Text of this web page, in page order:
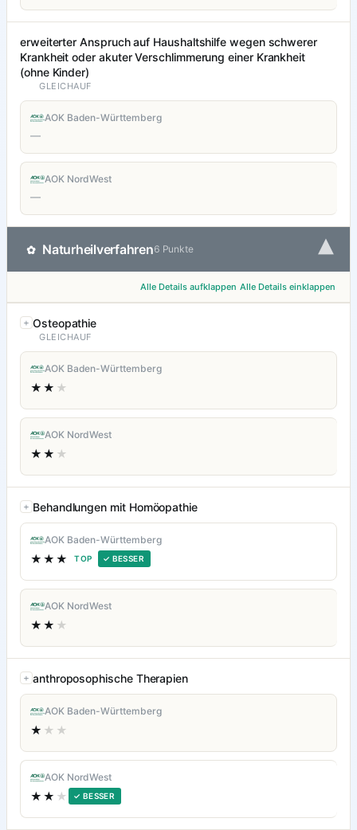
erweiterter Anspruch auf Haushaltshilfe wegen schwerer
Krankheit oder akuter Verschlimmerung einer Krankheit
(ohne Kinder)
GLEICHAUF
AOK Baden-Württemberg
—
AOK NordWest
—
✿ Naturheilverfahren6 Punkte ▾
Alle Details aufklappen Alle Details einklappen
Osteopathie
GLEICHAUF
AOK Baden-Württemberg
★★ ★
AOK NordWest
★★ ★
Behandlungen mit Homöopathie
AOK Baden-Württemberg
★★★ TOP ✓ BESSER
AOK NordWest
★★ ★
anthroposophische Therapien
AOK Baden-Württemberg
★ ★★
AOK NordWest
★★ ★ ✓ BESSER